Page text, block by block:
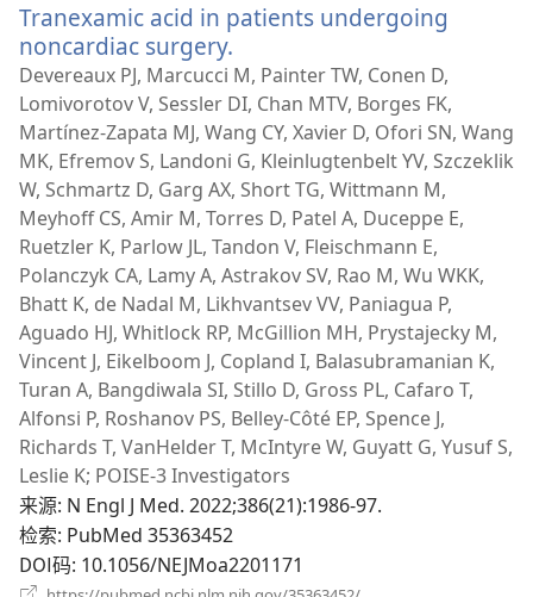
窗
口）
Tranexamic acid in patients undergoing
noncardiac surgery.
开
新
窗
口）
Devereaux PJ, Marcucci M, Painter TW, Conen D,
Lomivorotov V, Sessler DI, Chan MTV, Borges FK,
Martínez-Zapata MJ, Wang CY, Xavier D, Ofori SN, Wang
MK, Efremov S, Landoni G, Kleinlugtenbelt YV, Szczeklik
W, Schmartz D, Garg AX, Short TG, Wittmann M,
Meyhoff CS, Amir M, Torres D, Patel A, Duceppe E,
Ruetzler K, Parlow JL, Tandon V, Fleischmann E,
Polanczyk CA, Lamy A, Astrakov SV, Rao M, Wu WKK,
Bhatt K, de Nadal M, Likhvantsev VV, Paniagua P,
Aguado HJ, Whitlock RP, McGillion MH, Prystajecky M,
Vincent J, Eikelboom J, Copland I, Balasubramanian K,
Turan A, Bangdiwala SI, Stillo D, Gross PL, Cafaro T,
Alfonsi P, Roshanov PS, Belley-Côté EP, Spence J,
Richards T, VanHelder T, McIntyre W, Guyatt G, Yusuf S,
Leslie K; POISE-3 Investigators
来源‎: N Engl J Med. 2022;386(21):1986-97.
检索‎: PubMed 35363452
DOI码‎: 10.1056/NEJMoa2201171